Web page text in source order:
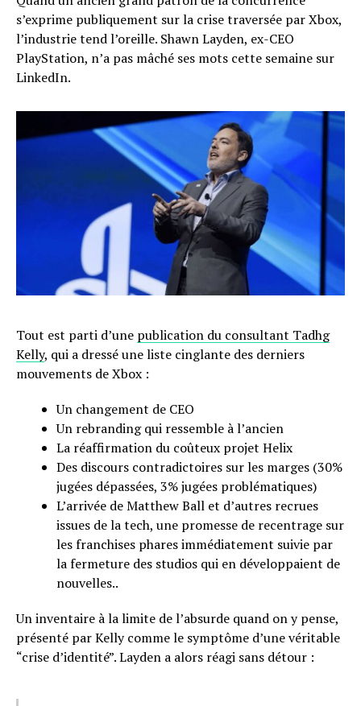
s’exprime publiquement sur la crise traversée par Xbox,
l’industrie tend l’oreille. Shawn Layden, ex-CEO
PlayStation, n’a pas mâché ses mots cette semaine sur
LinkedIn.
Tout est parti d’une publication du consultant Tadhg
Kelly, qui a dressé une liste cinglante des derniers
mouvements de Xbox :
Un changement de CEO
Un rebranding qui ressemble à l’ancien
La réaffirmation du coûteux projet Helix
Des discours contradictoires sur les marges (30%
jugées dépassées, 3% jugées problématiques)
L’arrivée de Matthew Ball et d’autres recrues
issues de la tech, une promesse de recentrage sur
les franchises phares immédiatement suivie par
la fermeture des studios qui en développaient de
nouvelles..
Un inventaire à la limite de l’absurde quand on y pense,
présenté par Kelly comme le symptôme d’une véritable
“crise d’identité”. Layden a alors réagi sans détour :